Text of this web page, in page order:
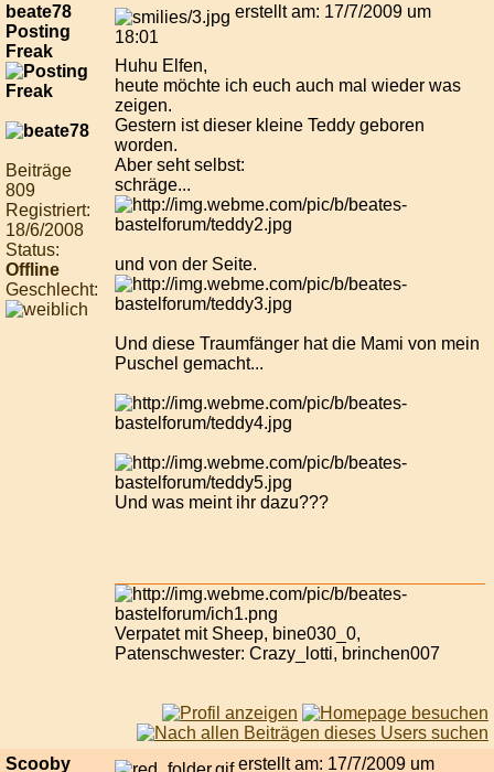
beate78
Posting
Freak
Beiträge
809
Registriert:
18/6/2008
Status:
Offline
Geschlecht:
erstellt am: 17/7/2009 um
18:01
Huhu Elfen,
heute möchte ich euch auch mal wieder was
zeigen.
Gestern ist dieser kleine Teddy geboren
worden.
Aber seht selbst:
schräge...
und von der Seite.
Und diese Traumfänger hat die Mami von mein
Puschel gemacht...
Und was meint ihr dazu???
Verpatet mit Sheep, bine030_0,
Patenschwester: Crazy_lotti, brinchen007
Scooby erstellt am: 17/7/2009 um